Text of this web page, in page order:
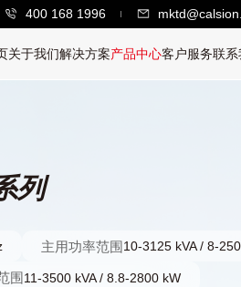
400 168 1996
关于我们解决方案产品中心客户服务联
列
主用功率范围 10-3125 kVA / 8-
围 11-3500 kVA / 8.8-2800 kW